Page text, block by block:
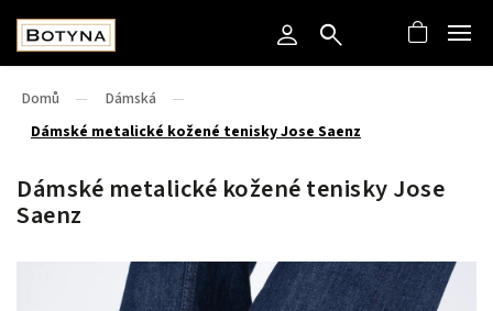
Domů / Dámská
/
Dámské metalické kožené tenisky Jose Saenz
Dámské metalické kožené tenisky Jose
Saenz